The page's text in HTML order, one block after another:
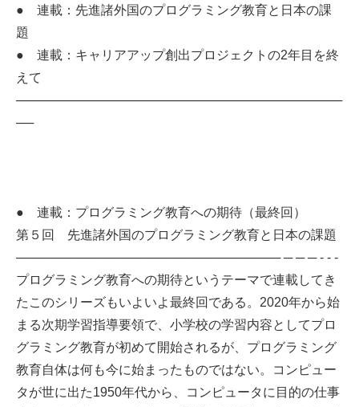
● 連載：先進諸外国のプログラミング教育と日本の課
題
● 連載：キャリアアップ創出プロジェクトの2年目を終
えて
─────────────────────────────────────
──
● 連載：プログラミング教育への期待（最終回）
第５回 先進諸外国のプログラミング教育と日本の課題
────────────────────────────── ─ ─ ─ - - -
プログラミング教育への期待というテーマで連載してき
たこのシリーズもいよいよ最終回である。2020年から始
まる次期学習指導要領で、小学校の学習内容としてプロ
グラミング教育が初めて開始されるが、プログラミング
教育自体は何も今に始まったものではない。コンピュー
タが世に出た1950年代から、コンピュータに目的の仕事